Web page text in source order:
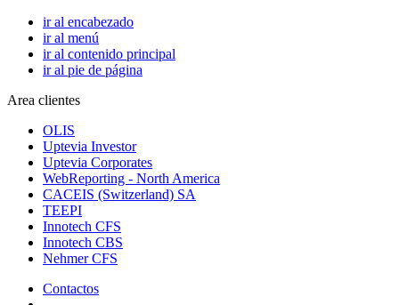
ir al encabezado
ir al menú
ir al contenido principal
ir al pie de página
Area clientes
OLIS
Uptevia Investor
Uptevia Corporates
WebReporting - North America
CACEIS (Switzerland) SA
TEEPI
Innotech CFS
Innotech CBS
Nehmer CFS
Contactos